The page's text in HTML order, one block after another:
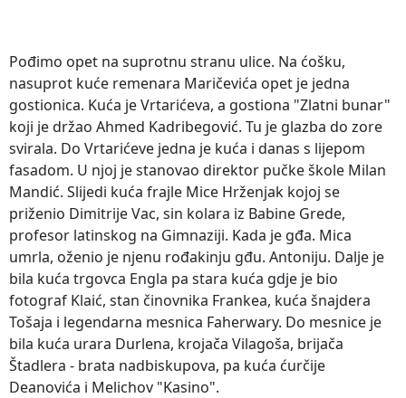
Pođimo opet na suprotnu stranu ulice. Na ćošku,
nasuprot kuće remenara Maričevića opet je jedna
gostionica. Kuća je Vrtarićeva, a gostiona "Zlatni bunar"
koji je držao Ahmed Kadribegović. Tu je glazba do zore
svirala. Do Vrtarićeve jedna je kuća i danas s lijepom
fasadom. U njoj je stanovao direktor pučke škole Milan
Mandić. Slijedi kuća frajle Mice Hrženjak kojoj se
priženio Dimitrije Vac, sin kolara iz Babine Grede,
profesor latinskog na Gimnaziji. Kada je gđa. Mica
umrla, oženio je njenu rođakinju gđu. Antoniju. Dalje je
bila kuća trgovca Engla pa stara kuća gdje je bio
fotograf Klaić, stan činovnika Frankea, kuća šnajdera
Tošaja i legendarna mesnica Faherwary. Do mesnice je
bila kuća urara Durlena, krojača Vilagoša, brijača
Štadlera - brata nadbiskupova, pa kuća ćurčije
Deanovića i Melichov "Kasino".